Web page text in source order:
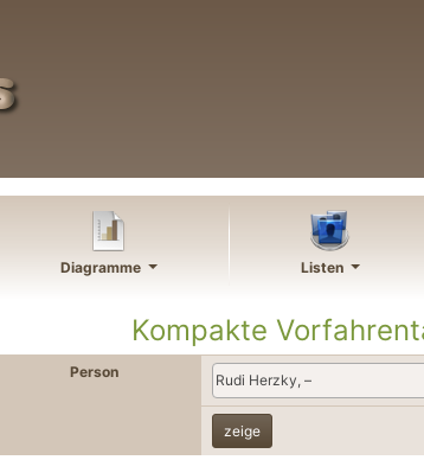
Diagramme Listen
Kompakte
Person Rudi Herzky, –